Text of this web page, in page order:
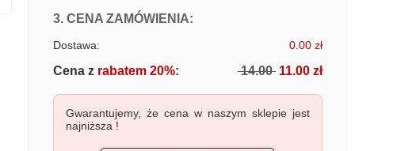
3. CENA ZAMÓWIENIA:FOTOTAPETY ŁAWKA POD
Dostawa: 0.00 zł
Cena zrabatem 20%: 14.0011.00 zł
Gwarantujemy, że cena w naszym sklepie jest
najniższa !